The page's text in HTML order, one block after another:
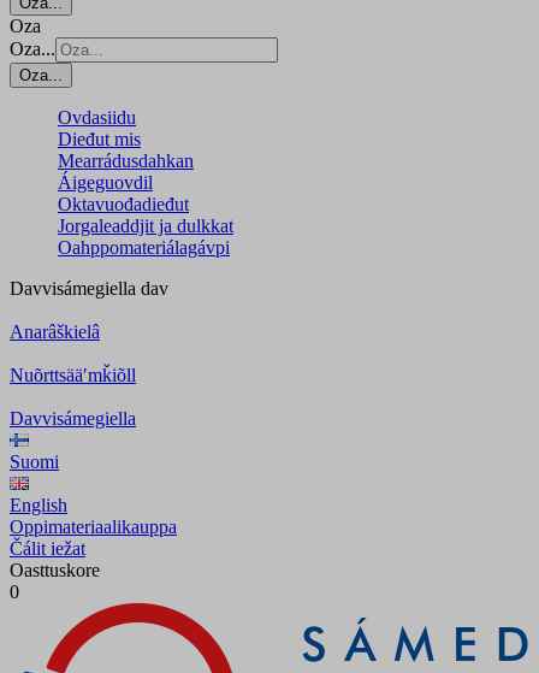
Oza
Oza...
Oza...
Ovdasiidu
Dieđut mis
Mearrádusdahkan
Áigeguovdil
Oktavuođadieđut
Jorgaleaddjit ja dulkkat
Oahppomateriálagávpi
Davvisámegiella dav
Anarâškielâ
Nuõrttsääʹmǩiõll
Davvisámegiella
Suomi
English
Oppimateriaalikauppa
Čálit iežat
Oasttuskore
0